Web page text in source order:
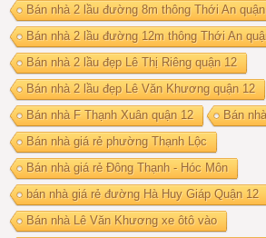
Bán nhà 2 lầu đường 8m thông Thới An
Bán nhà 2 lầu đường 12m thông Thới An
Bán nhà 2 lầu đẹp Lê Thị Riêng quận 12
Bán nhà 2 lầu đẹp Lê Văn Khương quận 12
Bán nhà F Thạnh Xuân quận 12
Bán
Bán nhà giá rẻ phường Thạnh Lộc
Bán nhà giá rẻ Đông Thạnh - Hóc Môn
bán nhà giá rẻ đường Hà Huy Giáp Quận 12
Bán nhà Lê Văn Khương xe ôtô vào